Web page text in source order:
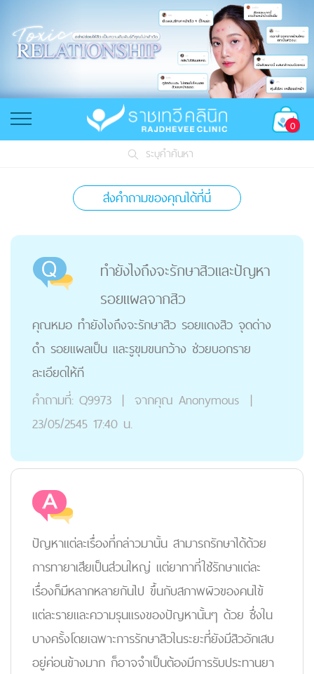
0
ระบุคำค้นหา
ส่งคำถามของคุณได้ที่นี่
ทำยังไงถึงจะรักษาสิวและปัญหา
รอยแผลจากสิว
คุณหมอ ทำยังไงถึงจะรักษาสิว รอยแดงสิว จุดด่าง
ดำ รอยแผลเป็น และรูขุมขนกว้าง ช่วยบอกราย
ละเอียดให้ที
คำถามที่: Q9973 | จากคุณ Anonymous |
23/05/2545 17:40 น.
ปัญหาแต่ละเรื่องที่กล่าวมานั้น สามารถรักษาได้ด้วย
การทายาเสียเป็นส่วนใหญ่ แต่ยาทาที่ใช้รักษาแต่ละ
เรื่องก็มีหลากหลายกันไป ขึ้นกับสภาพผิวของคนไข้
แต่ละรายและความรุนแรงของปัญหานั้นๆ ด้วย ซึ่งใน
บางครั้งโดยเฉพาะการรักษาสิวในระยะที่ยังมีสิวอักเสบ
อยู่ค่อนข้างมาก ก็อาจจำเป็นต้องมีการรับประทานยา